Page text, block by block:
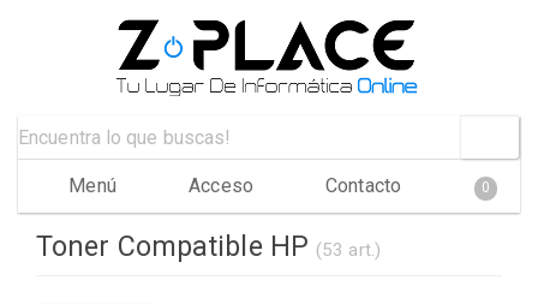
Menú Acceso Contacto 0
Toner Compatible HP (53 art.)